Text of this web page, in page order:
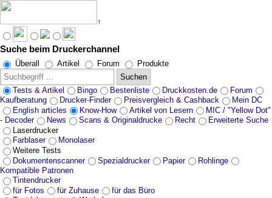
↑
Suche beim Druckerchannel
Überall Artikel Forum
Produkte
Suchen
Tests & Artikel
Bingo Bestenliste Druckkosten.de
Forum
Kaufberatung
Drucker-Finder Preisvergleich & Cashback
Mein DC
English articles
Know-How Artikel von Lesern
MIC / "Yellow Dot"
- Decoder
News Scans & Originaldrucke Recht
Erweiterte Suche
Laserdrucker
Farblaser
Monolaser
Weitere Tests
Dokumentenscanner
Spezialdrucker Papier
Rohlinge
Kompatible Patronen
Tintendrucker
für Fotos
für Zuhause
für das Büro
Angebote werden geladen...